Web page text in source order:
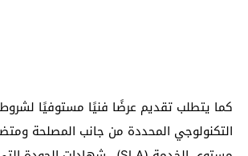
كما يتطلب تقديم عرضًا فنيًا مستوفيًا
التكنولوجي المحددة من جانب المصلحة